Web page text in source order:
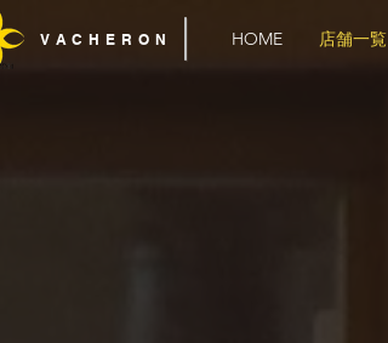
VACHERON HOME 店舗一覧